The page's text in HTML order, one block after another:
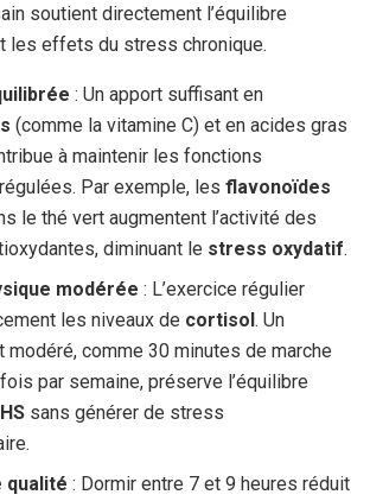
soutient directement l’équilibre
les effets du stress chronique.
: Un apport suffisant en
(comme la vitamine C) et en acides gras
à maintenir les fonctions
Par exemple, lesflavonoïdes
le thé vert augmentent l’activité des
diminuant le stress oxydatif.
modérée : L’exercice régulier
les niveaux de cortisol. Un
modéré, comme 30 minutes de marche
par semaine, préserve l’équilibre
sans générer de stress
qualité : Dormir entre 7 et 9 heures réduit